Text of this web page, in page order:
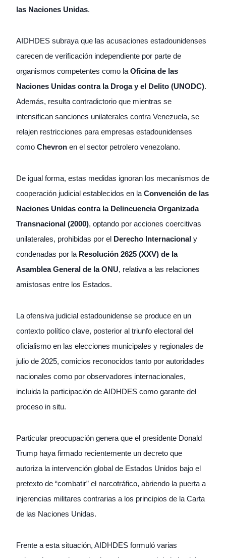
las Naciones Unidas.
AIDHDES subraya que las acusaciones estadounidenses
carecen de verificación independiente por parte de
organismos competentes como la Oficina de las
Naciones Unidas contra la Droga y el Delito (UNODC).
Además, resulta contradictorio que mientras se
intensifican sanciones unilaterales contra Venezuela, se
relajen restricciones para empresas estadounidenses
como Chevron en el sector petrolero venezolano.
De igual forma, estas medidas ignoran los mecanismos de
cooperación judicial establecidos en la Convención de las
Naciones Unidas contra la Delincuencia Organizada
Transnacional (2000), optando por acciones coercitivas
unilaterales, prohibidas por el Derecho Internacional y
condenadas por la Resolución 2625 (XXV) de la
Asamblea General de la ONU, relativa a las relaciones
amistosas entre los Estados.
La ofensiva judicial estadounidense se produce en un
contexto político clave, posterior al triunfo electoral del
oficialismo en las elecciones municipales y regionales de
julio de 2025, comicios reconocidos tanto por autoridades
nacionales como por observadores internacionales,
incluida la participación de AIDHDES como garante del
proceso in situ.
Particular preocupación genera que el presidente Donald
Trump haya firmado recientemente un decreto que
autoriza la intervención global de Estados Unidos bajo el
pretexto de “combatir” el narcotráfico, abriendo la puerta a
injerencias militares contrarias a los principios de la Carta
de las Naciones Unidas.
Frente a esta situación, AIDHDES formuló varias